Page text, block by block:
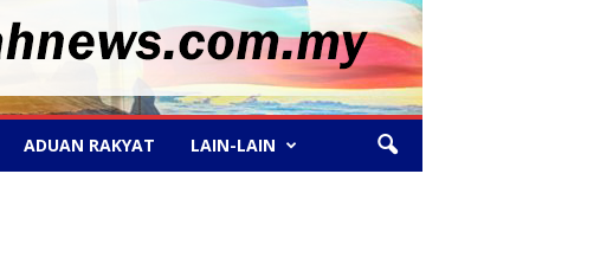
ADUAN RAKYAT LAIN-LAIN